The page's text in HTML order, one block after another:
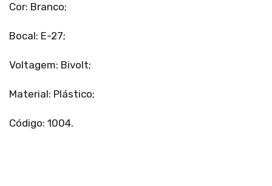
Cor: Branco;
Bocal: E-27;
Voltagem: Bivolt;
Material: Plástico;
Código: 1004.